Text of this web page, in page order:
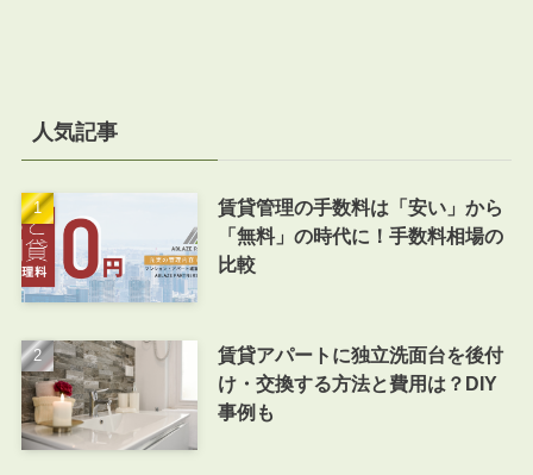
人気記事
賃貸管理の手数料は「安い」から
「無料」の時代に！手数料相場の
比較
賃貸アパートに独立洗面台を後付
け・交換する方法と費用は？DIY
事例も